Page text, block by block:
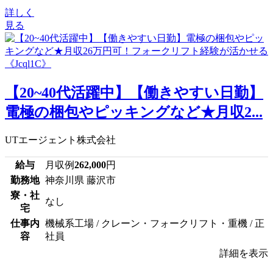
詳しく
見る
【20~40代活躍中】【働きやすい日勤】
電極の梱包やピッキングなど★月収2...
UTエージェント株式会社
給与 月収例262,000円
勤務地 神奈川県 藤沢市
寮・社
宅
なし
仕事内
容
機械系工場 / クレーン・フォークリフト・重機 / 正
社員
詳細を表示